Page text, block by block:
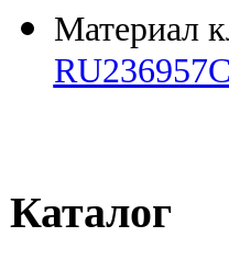
Материал
Каталог